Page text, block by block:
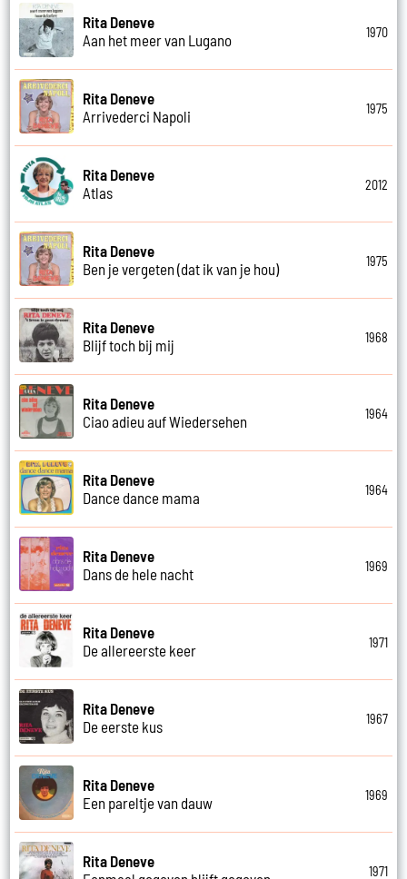
Rita Deneve
Aan het meer van Lugano
1970
Rita Deneve
Arrivederci Napoli
1975
Rita Deneve
Atlas
2012
Rita Deneve
Ben je vergeten (dat ik van je hou)
1975
Rita Deneve
Blijf toch bij mij
1968
Rita Deneve
Ciao adieu auf Wiedersehen
1964
Rita Deneve
Dance dance mama
1964
Rita Deneve
Dans de hele nacht
1969
Rita Deneve
De allereerste keer
1971
Rita Deneve
De eerste kus
1967
Rita Deneve
Een pareltje van dauw
1969
Rita Deneve
1971